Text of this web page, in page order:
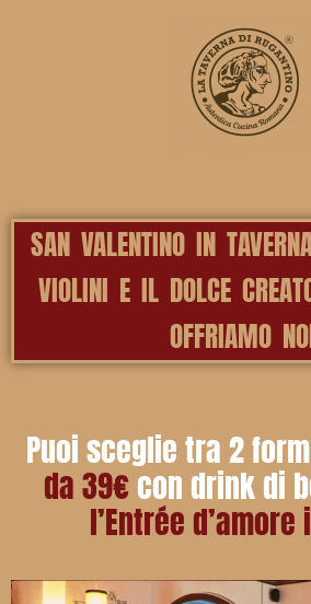
SAN VALENTINO IN
VIOLINI E IL DOLCE
OFFRIAMO
Puoi sceglie tra 2
da 39€con drink di
l’Entrée